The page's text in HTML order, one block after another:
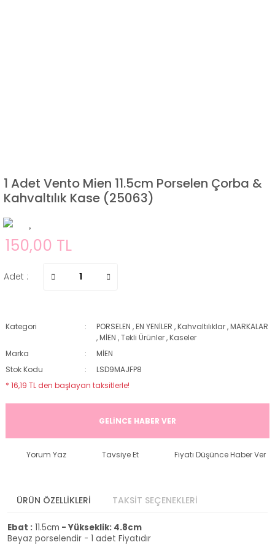
1 Adet Vento Mien 11.5cm Porselen Çorba &
Kahvaltılık Kase (25063)
150,00 TL
Adet :
Kategori PORSELEN ,EN YENİLER ,Kahvaltılıklar,MARKALAR
,MİEN ,Tekli Ürünler,Kaseler
Marka
MİEN
Stok Kodu
LSD9MAJFP8
* 16,19 TL den başlayan taksitlerle!
GELİNCE HABER VER
Yorum Yaz Tavsiye Et Fiyatı Düşünce Haber Ver
ÜRÜN ÖZELLİKLERİ TAKSİT SEÇENEKLERİ
Ebat : 11.5cm - Yükseklik: 4.8cm
Beyaz porselendir - 1 adet Fiyatıdır